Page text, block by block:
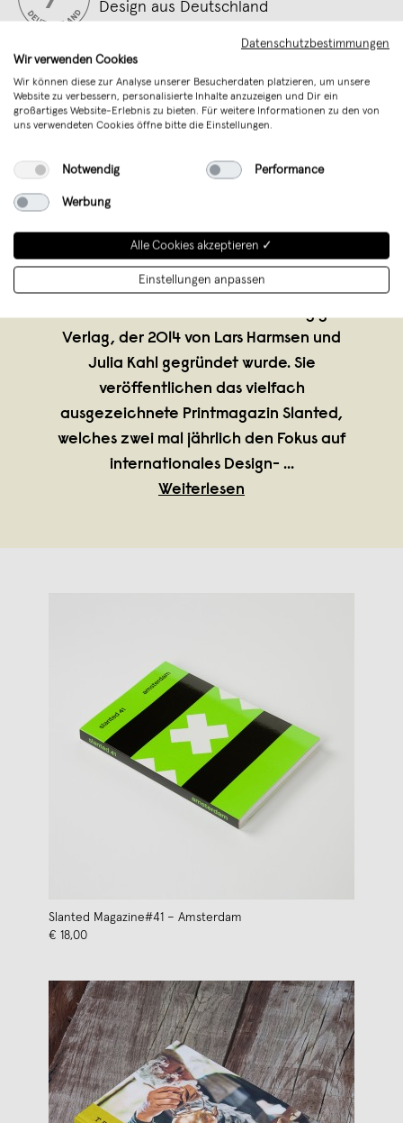
Design aus Deutschland
Slanted Publishers UG, Karlsruhe
verkauft seit September 2011
Slanted Publishers ist ein unabhängiger
Verlag, der 2014 von Lars Harmsen und
Julia Kahl gegründet wurde. Sie
veröffentlichen das vielfach
ausgezeichnete Printmagazin Slanted,
welches zwei mal jährlich den Fokus auf
internationales Design- ...
Weiterlesen
Slanted Magazine#41 – Amsterdam
€ 18,00
Datenschutzbestimmungen
Wir verwenden Cookies
Wir können diese zur Analyse unserer Besucherdaten platzieren, um unsere
Website zu verbessern, personalisierte Inhalte anzuzeigen und Dir ein
großartiges Website-Erlebnis zu bieten. Für weitere Informationen zu den von
uns verwendeten Cookies öffne bitte die Einstellungen.
Notwendig Performance
Werbung
Alle Cookies akzeptieren ✓
Einstellungen anpassen